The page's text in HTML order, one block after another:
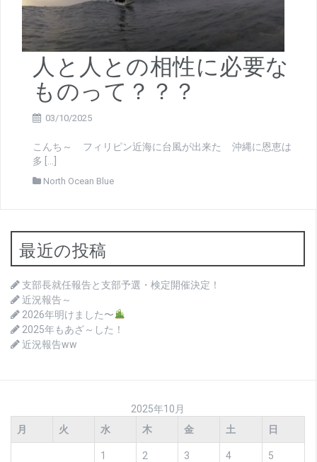
人と人との相性に必要な
ものって？？？
03/10/2025
こんち～ フィリピン近海に台風が出来た 沖縄に恩恵は
多 […]
North Ocean Blue
最近の投稿
支部長就任報告と支部予選・検定開催決定！
近況報告～
2026年明けました〜
2025年もあざ～した！
近況報告ww
2025年10月
月
火 水 木 金 土 日
1 2 3 4 5